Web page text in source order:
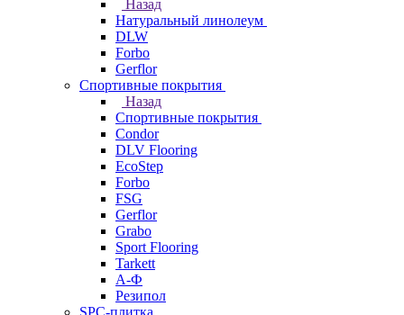
Назад
Натуральный линолеум
DLW
Forbo
Gerflor
Спортивные покрытия
Назад
Спортивные покрытия
Condor
DLV Flooring
EcoStep
Forbo
FSG
Gerflor
Grabo
Sport Flooring
Tarkett
А-Ф
Резипол
SPC-плитка